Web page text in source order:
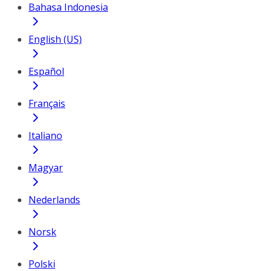
Bahasa Indonesia
English (US)
Español
Français
Italiano
Magyar
Nederlands
Norsk
Polski